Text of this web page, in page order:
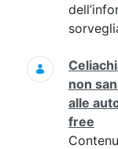
non
alle
free